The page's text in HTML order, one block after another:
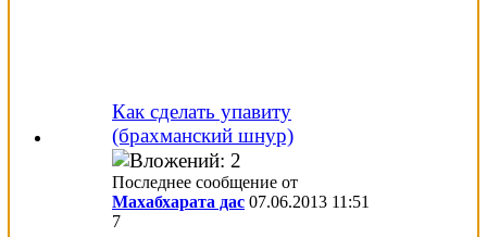
Как сделать упавиту
(брахманский шнур)
Последнее сообщение от
Махабхарата дас 07.06.2013 11:51
7